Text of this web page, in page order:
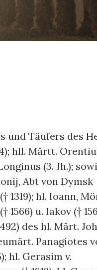
und Täufers des
hll. Märtt.
(3. Jh.);
Abt von Dymsk
1319); hl. Ioann,
1566) u. Iakov (†
des hl. Märt.
Panagiotes
hl. Gerasim v.